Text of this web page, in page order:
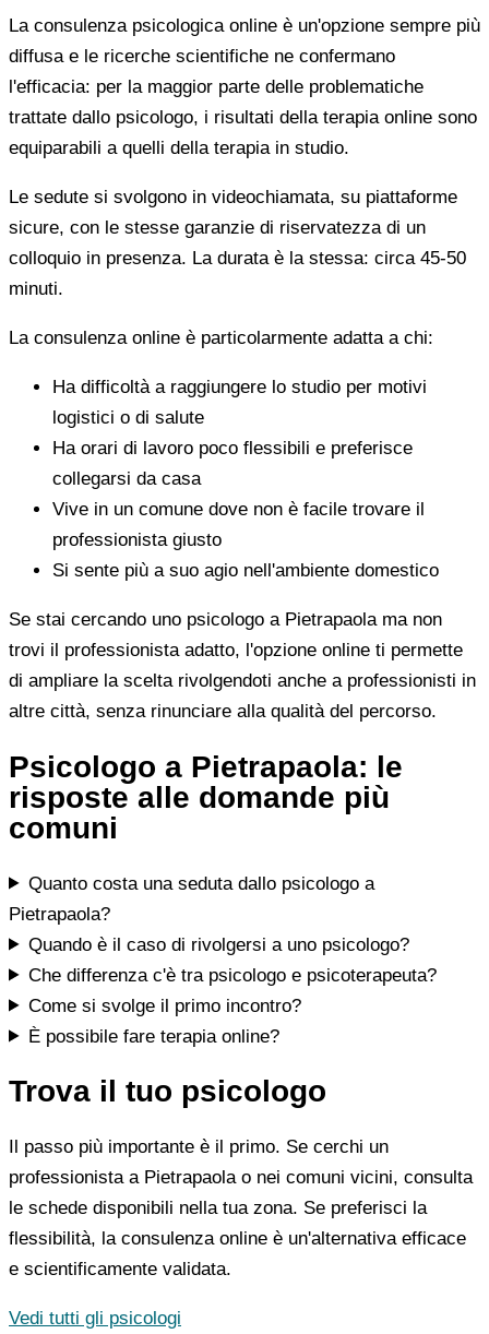
La consulenza psicologica online è un'opzione sempre più
diffusa e le ricerche scientifiche ne confermano
l'efficacia: per la maggior parte delle problematiche
trattate dallo psicologo, i risultati della terapia online sono
equiparabili a quelli della terapia in studio.
Le sedute si svolgono in videochiamata, su piattaforme
sicure, con le stesse garanzie di riservatezza di un
colloquio in presenza. La durata è la stessa: circa 45-50
minuti.
La consulenza online è particolarmente adatta a chi:
Ha difficoltà a raggiungere lo studio per motivi
logistici o di salute
Ha orari di lavoro poco flessibili e preferisce
collegarsi da casa
Vive in un comune dove non è facile trovare il
professionista giusto
Si sente più a suo agio nell'ambiente domestico
Se stai cercando uno psicologo a Pietrapaola ma non
trovi il professionista adatto, l'opzione online ti permette
di ampliare la scelta rivolgendoti anche a professionisti in
altre città, senza rinunciare alla qualità del percorso.
Psicologo a Pietrapaola: le
risposte alle domande più
comuni
Quanto costa una seduta dallo psicologo a
Pietrapaola?
Quando è il caso di rivolgersi a uno psicologo?
Che differenza c'è tra psicologo e psicoterapeuta?
Come si svolge il primo incontro?
È possibile fare terapia online?
Trova il tuo psicologo
Il passo più importante è il primo. Se cerchi un
professionista a Pietrapaola o nei comuni vicini, consulta
le schede disponibili nella tua zona. Se preferisci la
flessibilità, la consulenza online è un'alternativa efficace
e scientificamente validata.
Vedi tutti gli psicologi